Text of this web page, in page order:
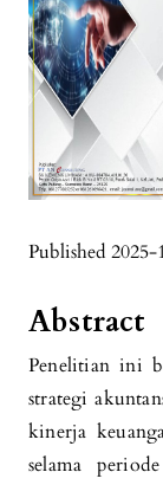
Published 2025-
Abstract
Penelitian ini
strategi
kinerja
selama